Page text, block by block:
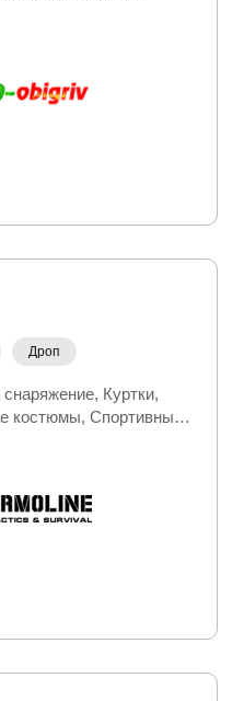
Дроп
снаряжение Куртки
костюмы Спортивные